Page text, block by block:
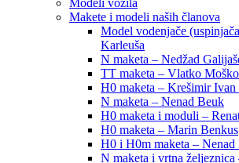
Modeli vozila
Makete i modeli naših članova
Model vodenjače
Karleuša
N maketa – Nedžad
TT maketa – Vlatko
H0 maketa – Krešimir
N maketa – Nenad Beuk
H0 maketa i moduli –
H0 maketa – Marin Benkus
H0 i H0m maketa – Nenad
N maketa i vrtna